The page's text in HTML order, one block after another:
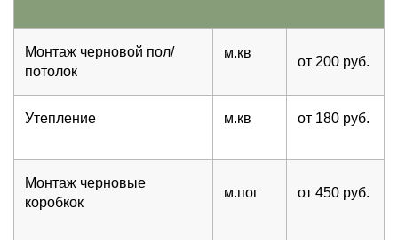
Монтаж черновой пол/
потолок
м.кв
от 200 руб.
Утепление м.кв от 180 руб.
Монтаж черновые
коробкок
м.пог от 450 руб.